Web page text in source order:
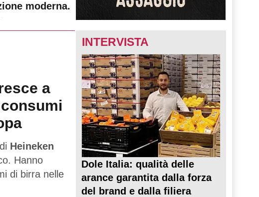
moderna.
a
Heineken
Hanno
di birra nelle
INTERVISTA
Dole Italia: qualità delle
arance garantita dalla forza
del brand e dalla filiera